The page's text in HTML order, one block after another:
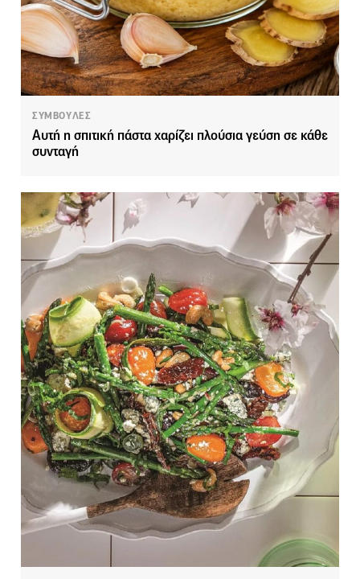
ΣΥΜΒΟΥΛΕΣ
Αυτή η σπιτική πάστα χαρίζει πλούσια γεύση σε κάθε
συνταγή